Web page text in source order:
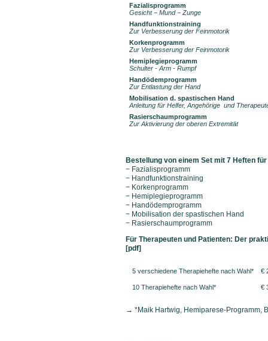
Fazialisprogramm
Gesicht − Mund − Zunge
Handfunktionstraining
Zur Verbesserung der Feinmotorik
Korkenprogramm
Zur Verbesserung der Feinmotorik
Hemiplegieprogramm
Schulter - Arm - Rumpf
Handödemprogramm
Zur Entlastung der Hand
Mobilisation d. spastischen Hand
Anleitung für Helfer, Angehörige und
Rasierschaumprogramm
Zur Aktivierung der oberen Extremität
Bestellung von einem Set mit 7 Heften
− Fazialisprogramm
− Handfunktionstraining
− Korkenprogramm
− Hemiplegieprogramm
− Handödemprogramm
− Mobilisation der spastischen Hand
− Rasierschaumprogramm
Für Therapeuten und Patienten: Der
[pdf]
5 verschiedene Therapiehefte nach Wahl* €
10 Therapiehefte nach Wahl* €
→ *Maik Hartwig, Hemiparese-Programm,